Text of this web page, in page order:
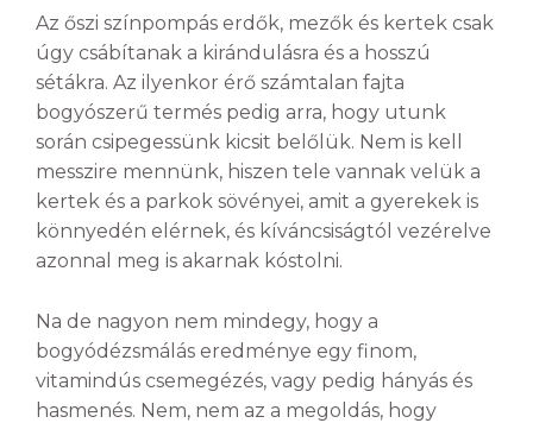
Az őszi színpompás erdők, mezők és kertek csak
úgy csábítanak a kirándulásra és a hosszú
sétákra. Az ilyenkor érő számtalan fajta
bogyószerű termés pedig arra, hogy utunk
során csipegessünk kicsit belőlük. Nem is kell
messzire mennünk, hiszen tele vannak velük a
kertek és a parkok sövényei, amit a gyerekek is
könnyedén elérnek, és kíváncsiságtól vezérelve
azonnal meg is akarnak kóstolni.
Na de nagyon nem mindegy, hogy a
bogyódézsmálás eredménye egy finom,
vitamindús csemegézés, vagy pedig hányás és
hasmenés. Nem, nem az a megoldás, hogy